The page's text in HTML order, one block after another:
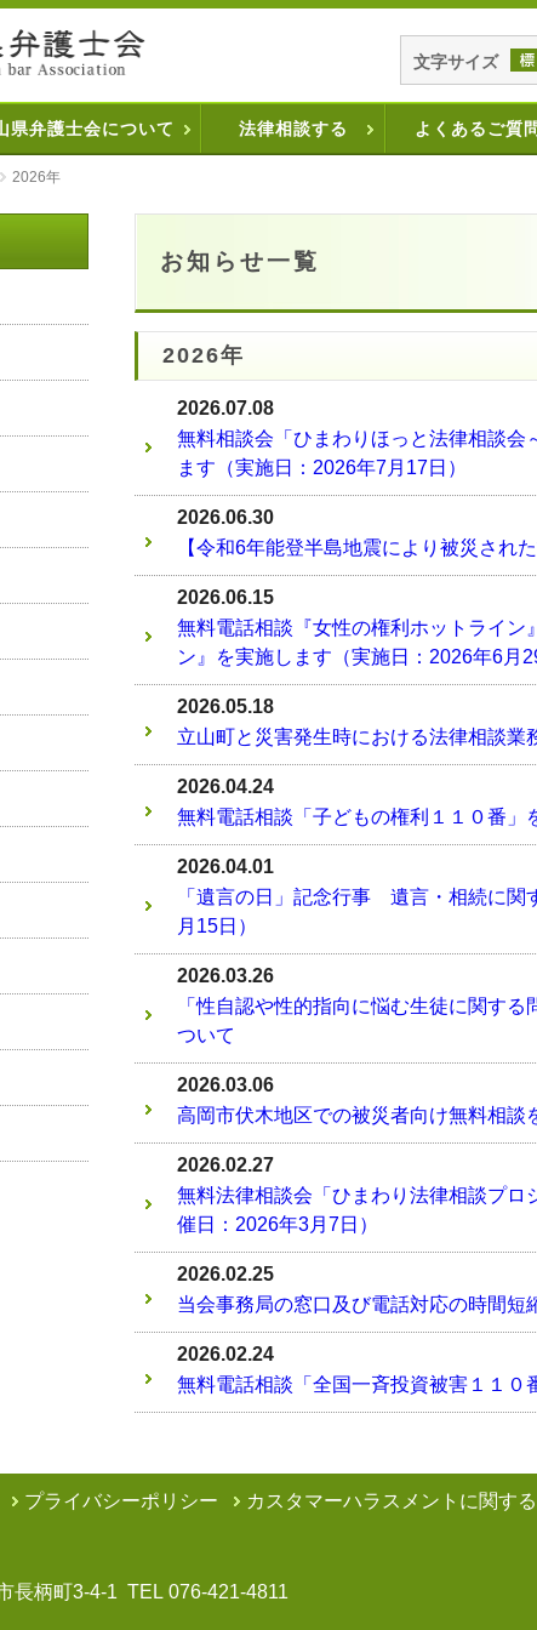
文字サイズ
県弁護士会について 法律相談する よくあるご質問
2026年
お知らせ一覧
2026年
2026.07.08
無料相談会「ひまわりほっと法律相談会
ます（実施日：2026年7月17日）
2026.06.30
【令和6年能登半島地震により被災され
2026.06.15
無料電話相談『女性の権利ホットライン
ン』を実施します（実施日：2026年6月
2026.05.18
立山町と災害発生時における法律相談業
2026.04.24
無料電話相談「子どもの権利１１０番」
2026.04.01
「遺言の日」記念行事 遺言・相続に関
月15日）
2026.03.26
「性自認や性的指向に悩む生徒に関す
ついて
2026.03.06
高岡市伏木地区での被災者向け無料相談
2026.02.27
無料法律相談会「ひまわり法律相談プロ
催日：2026年3月7日）
2026.02.25
当会事務局の窓口及び電話対応の時間短
2026.02.24
無料電話相談「全国一斉投資被害１１０
プライバシーポリシー カスタマーハラスメントに関す
長柄町3-4-1 TEL 076-421-4811